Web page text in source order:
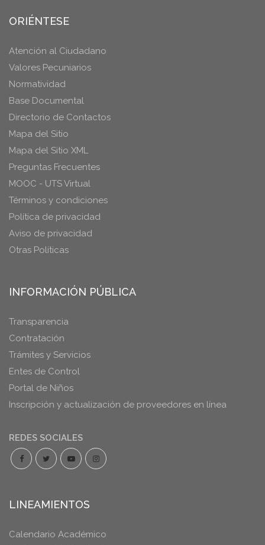
ORIÉNTESE
Atención al Ciudadano
Valores Pecuniarios
Normatividad
Base Documental
Directorio de Contactos
Mapa del Sitio
Mapa del Sitio XML
Preguntas Frecuentes
MOOC - UTS Virtual
Términos y condiciones
Política de privacidad
Aviso de privacidad
Otras Políticas
INFORMACIÓN PÚBLICA
Transparencia
Contratación
Trámites y Servicios
Entes de Control
Portal de Niños
Inscripción y actualización de proveedores en línea
REDES SOCIALES
LINEAMIENTOS
Calendario Académico